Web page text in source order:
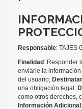
Responsable: TAJES
Finalidad : Responder
enviarle la
del usuario;
una obligación legal;
como otros derechos,
Información Adicional